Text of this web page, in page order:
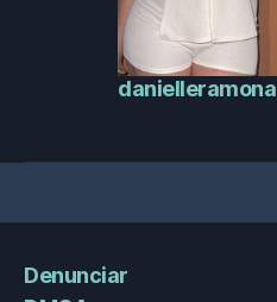
danielleramona
Denunciar